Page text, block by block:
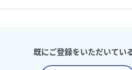
既にご登録をいただいてい